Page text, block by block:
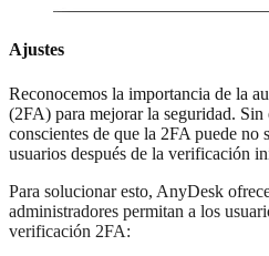
Ajustes
Reconocemos la importancia de la
(2FA) para mejorar la seguridad. Sin
conscientes de que la 2FA puede no
usuarios después de la verificación
Para solucionar esto, AnyDesk
administradores permitan a los
verificación 2FA: